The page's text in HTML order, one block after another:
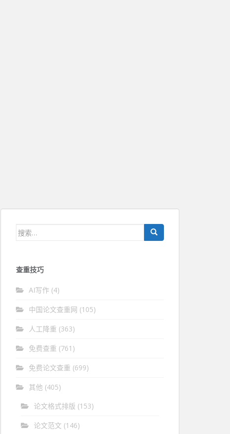
搜
查重技巧
AI写作 (4)
中国论文查重网 (105)
人工降重 (363)
免费查重 (761)
免费论文查重 (699)
其他 (405)
论文格式排版 (153)
论文范文 (146)